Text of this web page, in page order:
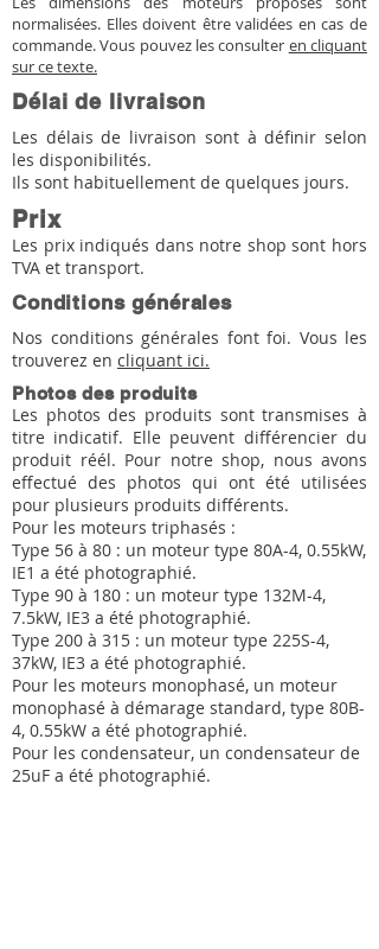
normalisées. Elles doivent être validées en cas de
commande. Vous pouvez les consulter en cliquant
sur ce texte.
Délai de livraison
Les délais de livraison sont à définir selon
les disponibilités.
Ils sont habituellement de quelques jours.
Prix
Les prix indiqués dans notre shop sont hors
TVA et transport.
Conditions générales
Nos conditions générales font foi. Vous les
trouverez en cliquant ici.
Photos des produits
Les photos des produits sont transmises à
titre indicatif. Elle peuvent différencier du
produit réél. Pour notre shop, nous avons
effectué des photos qui ont été utilisées
pour plusieurs produits différents.
Pour les moteurs triphasés :
Type 56 à 80 : un moteur type 80A-4, 0.55kW,
IE1 a été photographié.
Type 90 à 180 : un moteur type 132M-4,
7.5kW, IE3 a été photographié.
Type 200 à 315 : un moteur type 225S-4,
37kW, IE3 a été photographié.
Pour les moteurs monophasé, un moteur
monophasé à démarage standard, type 80B-
4, 0.55kW a été photographié.
Pour les condensateur, un condensateur de
25uF a été photographié.